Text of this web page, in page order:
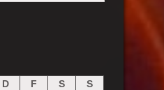
D F S
S